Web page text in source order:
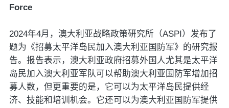
Force
2024年4月，澳大利亚战略政策研究所（ASPI）发布了
题为《招募太平洋岛民加入澳大利亚国防军》的研究报
告。报告表示，澳大利亚政府招募外国人尤其是太平洋
岛民加入澳大利亚军队可以帮助澳大利亚国防军增加招
募人数，但更重要的是，它可以为太平洋岛民提供经
济、技能和培训机会。它还可以为澳大利亚国防军提供